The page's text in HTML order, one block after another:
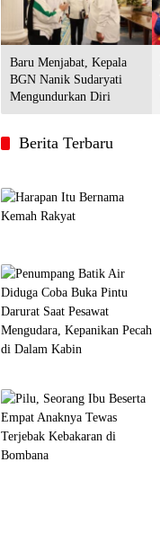
Baru Menjabat, Kepala
BGN Nanik Sudaryati
Mengundurkan Diri
Berita Terbaru